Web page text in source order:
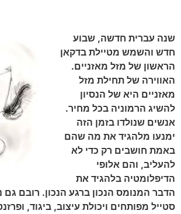
שנה עברית חדשה, שבוע
חדש והשמש מטיילת בדקאן
הראשון של מזל מאזניים.
האווירה של תחילת מזל
מאזניים היא של הנסיון
להשיג הרמוניה בכל מחיר.
אנשים שנולדו בזמן הזה
ימנעו מלהגיד את מה שהם
באמת חושבים רק כדי לא
להעליב, והם אלופי
הדיפלומטיה בלהגיד את
הדבר המנומס הנכון ברגע הנכון. רובם גם
סטייל מפותחים ויכולת עיצוב, ביגוד,